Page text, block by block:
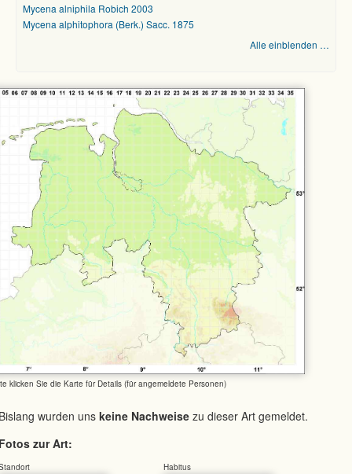
Mycena alniphila Robich 2003
Mycena alphitophora (Berk.) Sacc. 1875
Alle einblenden …
klicken Sie die Karte für Details (für angemeldete Personen)
wurden uns keine Nachweise zu dieser Art gemeldet.
zur Art:
Habitus